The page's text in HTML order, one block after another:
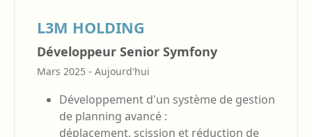
L3M HOLDING
Développeur Senior Symfony
Mars 2025 - Aujourd'hui
Développement d'un système de gestion
de planning avancé :
déplacement, scission et réduction de